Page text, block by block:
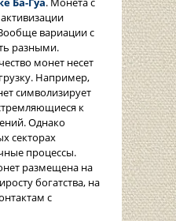
вариации с
разными.
монет несет
Например,
символизирует
к
Однако
секторах
процессы.
размещена на
богатства, на
с